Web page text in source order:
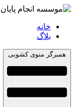
خانه
بلاگ
همبرگر منوی کشویی